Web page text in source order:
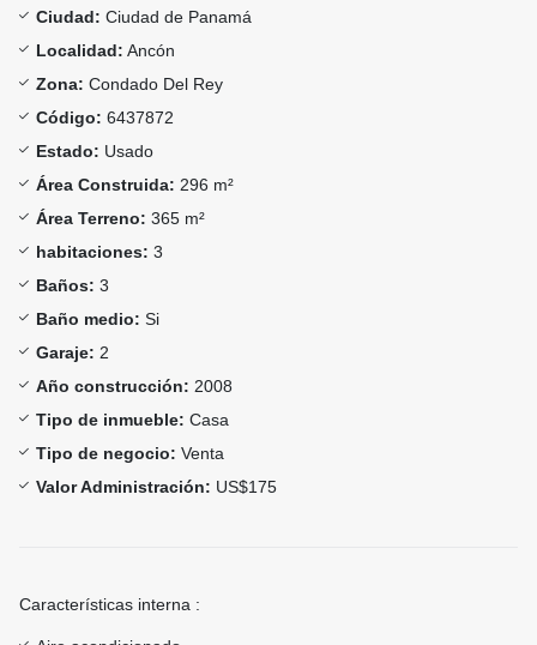
Ciudad: Ciudad de Panamá
Localidad: Ancón
Zona: Condado Del Rey
Código: 6437872
Estado: Usado
Área Construida: 296 m²
Área Terreno: 365 m²
habitaciones: 3
Baños: 3
Baño medio: Si
Garaje: 2
Año construcción: 2008
Tipo de inmueble: Casa
Tipo de negocio: Venta
Valor Administración: US$175
Características interna :